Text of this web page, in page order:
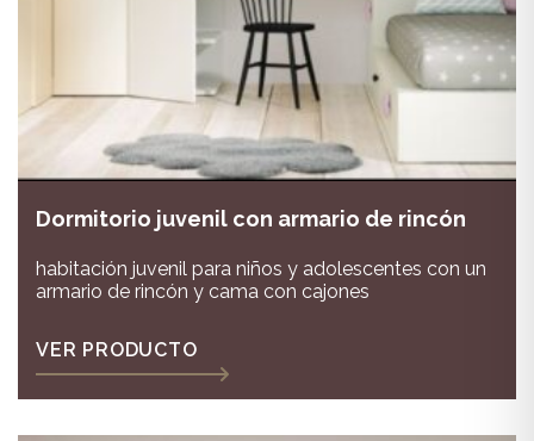
Dormitorio juvenil con armario de rincón
habitación juvenil para niños y adolescentes con un
armario de rincón y cama con cajones
VER PRODUCTO